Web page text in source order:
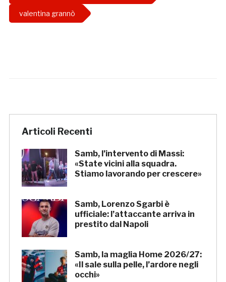
valentina grannò
Articoli Recenti
Samb, l’intervento di Massi:
«State vicini alla squadra.
Stiamo lavorando per crescere»
Samb, Lorenzo Sgarbi è
ufficiale: l’attaccante arriva in
prestito dal Napoli
Samb, la maglia Home 2026/27:
«Il sale sulla pelle, l’ardore negli
occhi»